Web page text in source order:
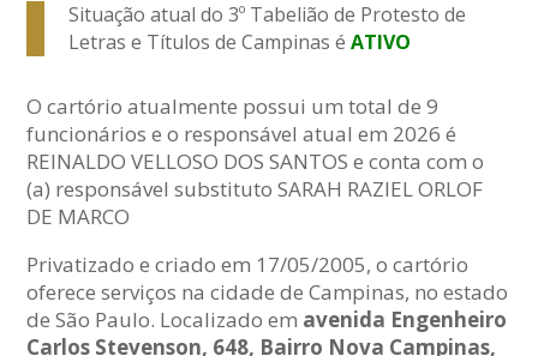
Situação atual do 3º Tabelião de Protesto de
Letras e Títulos de Campinas éATIVO
O cartório atualmente possui um total de 9
funcionários e o responsável atual em 2026 é
REINALDO VELLOSO DOS SANTOS e conta com o
(a) responsável substituto SARAH RAZIEL ORLOF
DE MARCO
Privatizado e criado em 17/05/2005, o cartório
oferece serviços na cidade de Campinas, no estado
de São Paulo. Localizado em avenida Engenheiro
Carlos Stevenson, 648, Bairro Nova Campinas,